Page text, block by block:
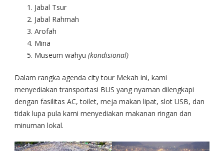
Jabal Tsur
Jabal Rahmah
Arofah
Mina
Museum wahyu (kondisional)
Dalam rangka agenda city tour Mekah ini, kami
menyediakan transportasi BUS yang nyaman dilengkapi
dengan fasilitas AC, toilet, meja makan lipat, slot USB, dan
tidak lupa pula kami menyediakan makanan ringan dan
minuman lokal.